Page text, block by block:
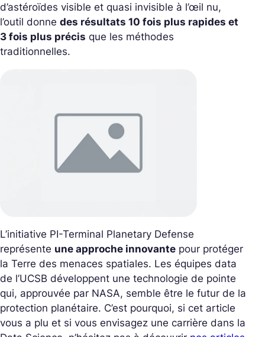
d’astéroïdes visible et quasi invisible à l’œil nu,
l’outil donne des résultats 10 fois plus rapides et
3 fois plus précis que les méthodes
traditionnelles.
L’initiative PI-Terminal Planetary Defense
représente une approche innovante pour protéger
la Terre des menaces spatiales. Les équipes data
de l’UCSB développent une technologie de pointe
qui, approuvée par NASA, semble être le futur de la
protection planétaire. C’est pourquoi, si cet article
vous a plu et si vous envisagez une carrière dans la